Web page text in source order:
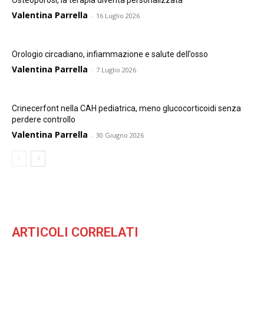
Valentina Parrella - 16 Luglio 2026
Orologio circadiano, infiammazione e salute dell’osso
Valentina Parrella - 7 Luglio 2026
Crinecerfont nella CAH pediatrica, meno glucocorticoidi senza
perdere controllo
Valentina Parrella - 30 Giugno 2026
ARTICOLI CORRELATI